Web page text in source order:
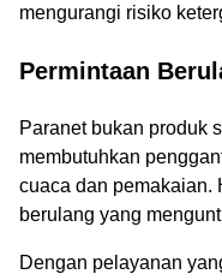
mengurangi risiko
Permintaan
Paranet bukan produk
membutuhkan
cuaca dan pemakaian.
berulang yang
Dengan pelayanan